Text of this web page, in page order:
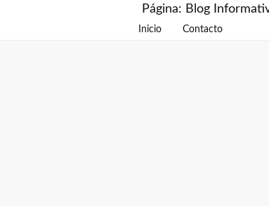
Página: Blog
Inicio Contacto